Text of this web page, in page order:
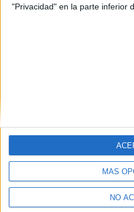
"Privacidad" en la parte inferior
MÁS
NO
Quiénes somos|
Politica de privacidad
de